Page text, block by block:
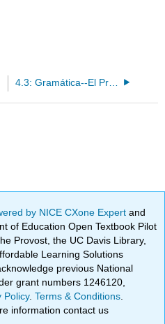
4.3: Gramática--El Presente del Subjuntivo con Ojalá
by NICE CXone Expertand
of Education Open Textbook Pilot
Provost, the UC Davis Library,
Learning Solutions
previous National
grant numbers 1246120,
Policy.Terms & Conditions
information contact us